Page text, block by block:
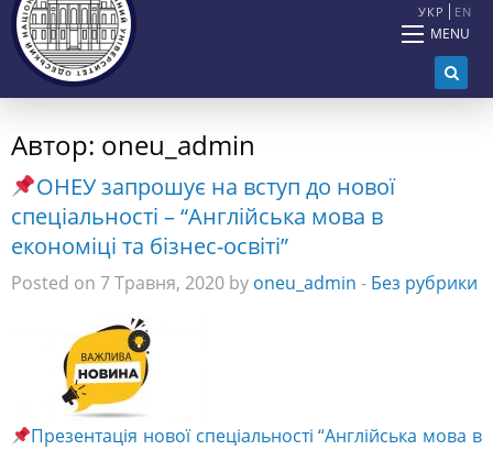
УКР EN
MENU
Автор: oneu_admin
ОНЕУ запрошує на вступ до нової
спеціальності – “Англійська мова в
економіці та бізнес-освіті”
Posted on 7 Травня, 2020 by oneu_admin - Без рубрики
Презентація нової спеціальності “Англійська мова в